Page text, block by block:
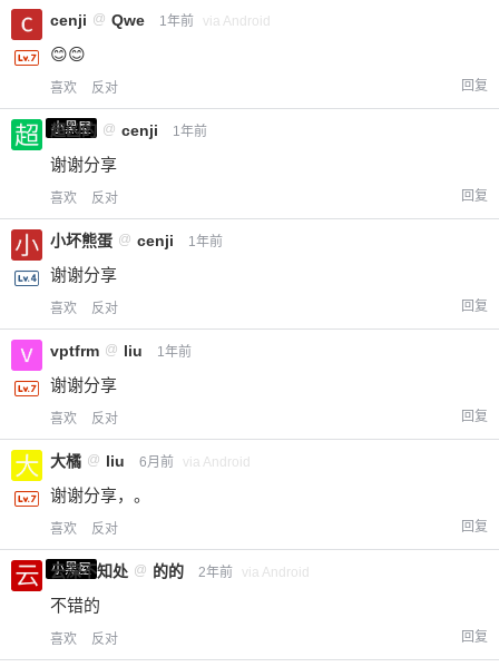
cenji @ Qwe 1年前 via Android
😊😊
喜欢 反对 回复
小黑屋
超凶的 @ cenji 1年前
谢谢分享
喜欢 反对 回复
小坏熊蛋 @ cenji 1年前
谢谢分享
喜欢 反对 回复
vptfrm @ liu 1年前
谢谢分享
喜欢 反对 回复
大橘 @ liu 6月前 via Android
谢谢分享，。
喜欢 反对 回复
小黑屋
云深不知处 @ 的的 2年前 via Android
不错的
喜欢 反对 回复